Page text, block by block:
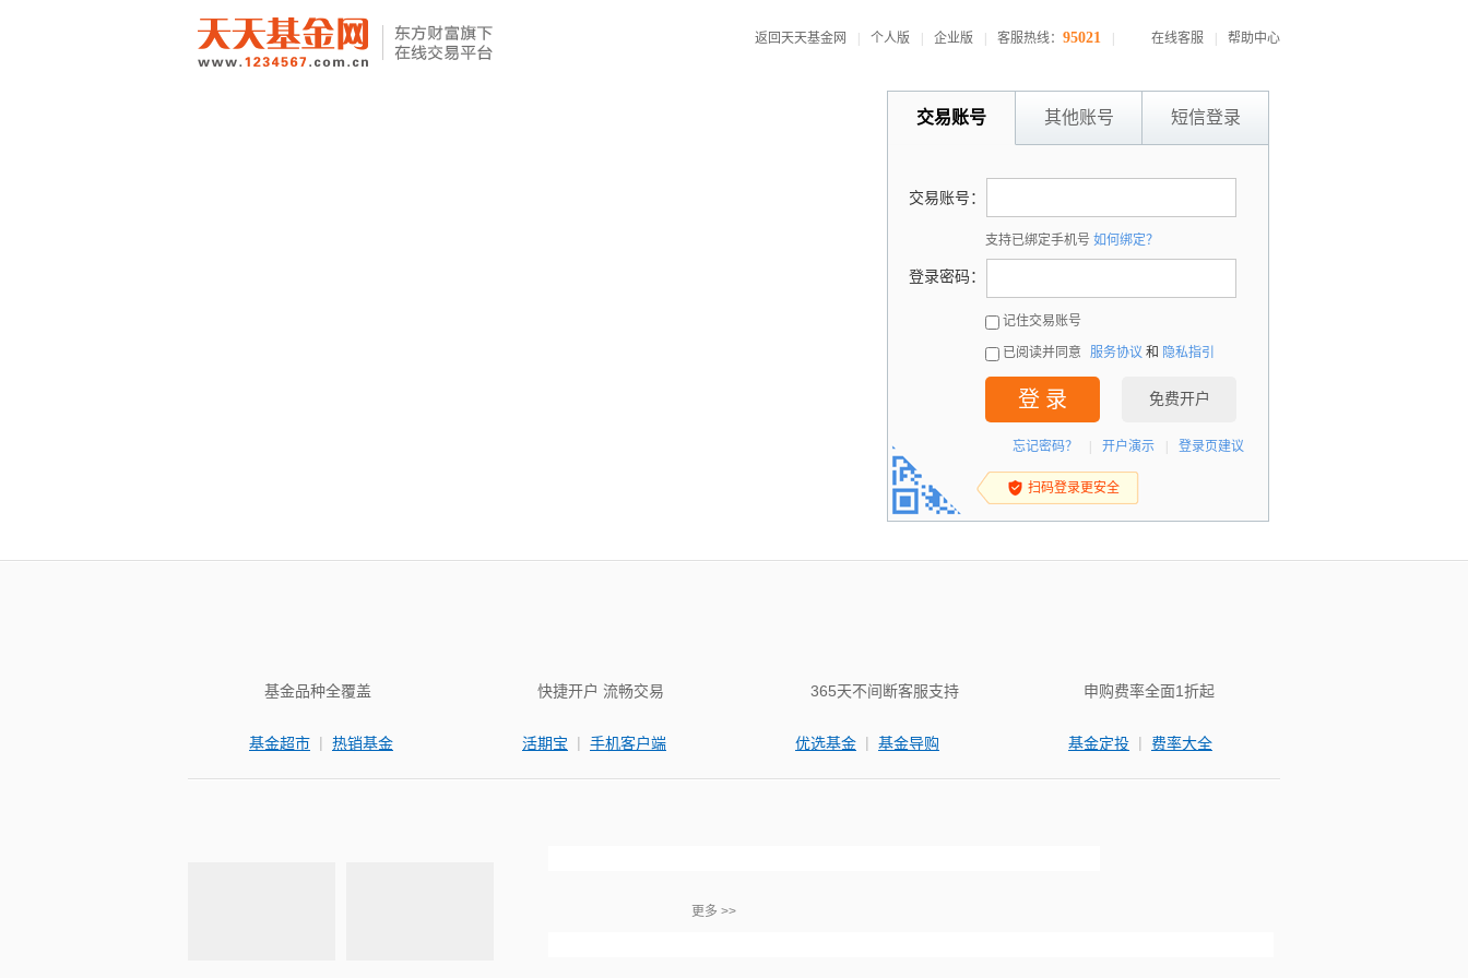
返回天天基金网 个人版 企业版 客服热线： 95021 在线客服 帮助中心
交易账号 其他账号 短信登录
交易账号：
支持已绑定手机号 如何绑定？
登录密码：
记住交易账号
已阅读并同意 服务协议 和 隐私指引
登 录 免费开户
忘记密码？ 开户演示 登录页建议
扫码登录更安全
基金品种全覆盖
基金超市 | 热销基金
快捷开户 流畅交易
活期宝 | 手机客户端
365天不间断客服支持
优选基金 | 基金导购
申购费率全面1折起
基金定投 | 费率大全
更多 >>